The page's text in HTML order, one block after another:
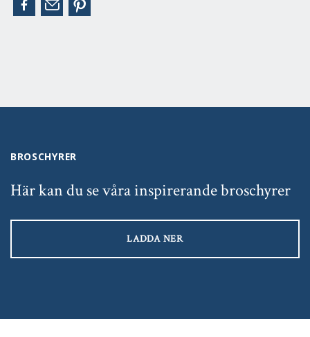
BROSCHYRER
Här kan du se våra inspirerande broschyrer
LADDA NER